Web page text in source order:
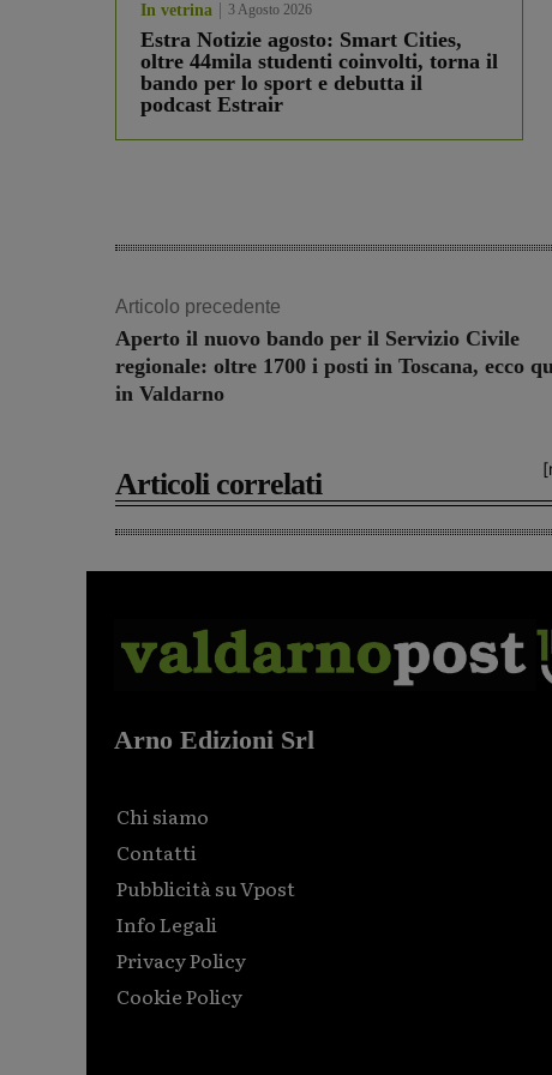
In vetrina 3 Agosto 2026
Estra Notizie agosto: Smart Cities,
oltre 44mila studenti coinvolti, torna il
bando per lo sport e debutta il
podcast Estrair
Articolo precedente
Aperto il nuovo bando per il Servizio Civile
regionale: oltre 1700 i posti in Toscana, ecco
in Valdarno
Articoli correlati
Arno Edizioni Srl
Chi siamo
Contatti
Pubblicità su Vpost
Info Legali
Privacy Policy
Cookie Policy